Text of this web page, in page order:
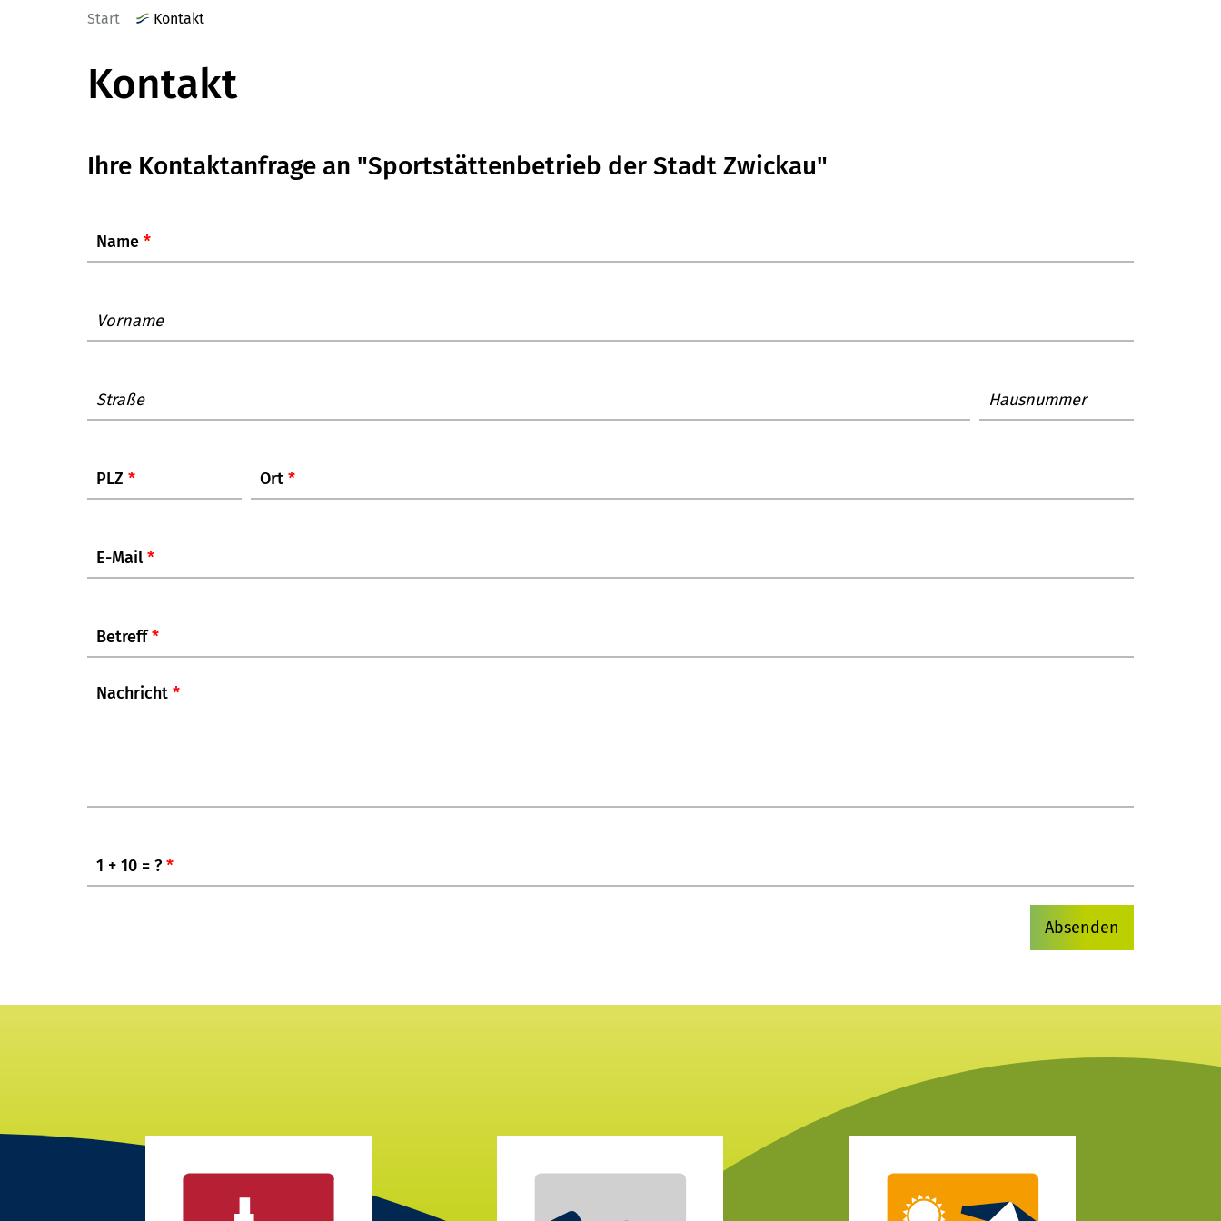
Start Kontakt
Kontakt
Ihre Kontaktanfrage an "Sportstättenbetrieb der Stadt Zwickau"
Name *
Vorname
Straße Hausnummer
PLZ * Ort *
E-Mail *
Betreff*
Nachricht *
1 + 10 = ? *
Absenden